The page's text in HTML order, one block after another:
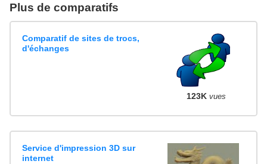
Plus de comparatifs
Comparatif de sites de trocs,
d'échanges
123K vues
Service d'impression 3D sur
internet